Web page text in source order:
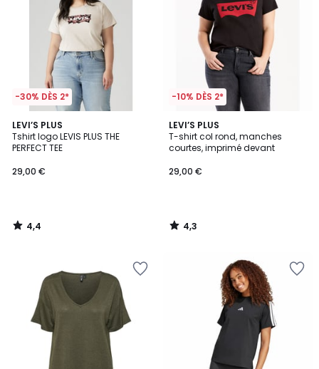
-30% DÈS 2*
LEVI’S PLUS
Tshirt logo LEVIS PLUS THE
PERFECT TEE
29,00 €
4,4
/ 5
4,4
/
-10% DÈS 2*
LEVI’S PLUS
T-shirt col rond, manches
courtes, imprimé devant
29,00 €
4,3
/ 5
4,3
/